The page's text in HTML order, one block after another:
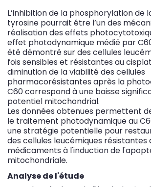
L’inhibition de la phosphorylation de
tyrosine pourrait être l’un des
réalisation des effets
effet photodynamique médié par
été démontré sur des cellules
fois sensibles et résistantes au
diminution de la viabilité des cellules
pharmacorésistantes après la
C60 correspond à une baisse
potentiel mitochondrial.
Les données obtenues permettent
le traitement photodynamique au
une stratégie potentielle pour
des cellules leucémiques résistantes
médicaments à l'induction de
mitochondriale.
Analyse de l'étude